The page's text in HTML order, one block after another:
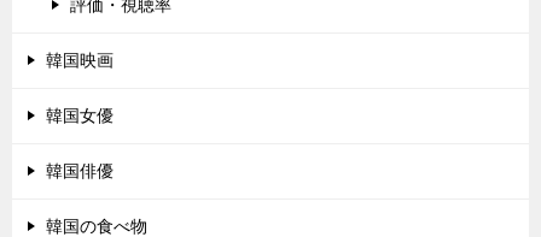
評価・視聴率
韓国映画
韓国女優
韓国俳優
韓国の食べ物